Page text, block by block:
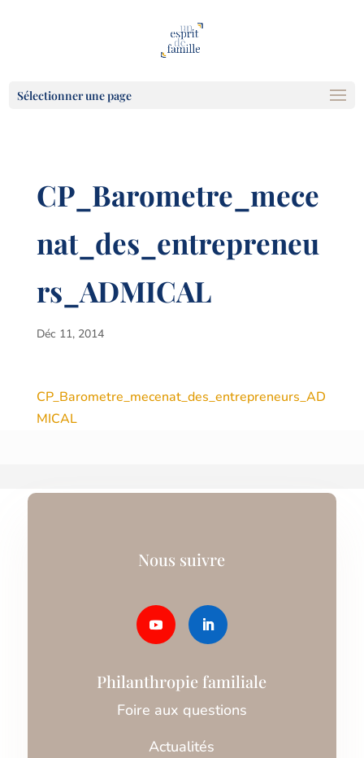
Sélectionner une page
CP_Barometre_mece
nat_des_entrepreneu
rs_ADMICAL
Déc 11, 2014
CP_Barometre_mecenat_des_entrepreneurs_AD
MICAL
Nous suivre
Philanthropie familiale
Foire aux questions
Actualités